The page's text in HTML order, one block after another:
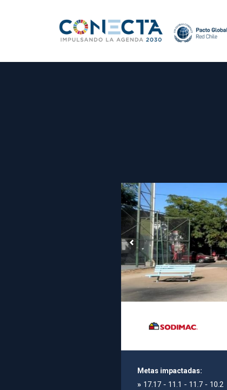
Metas impactadas:
» 17.17 - 11.1 - 11.7 - 10.2